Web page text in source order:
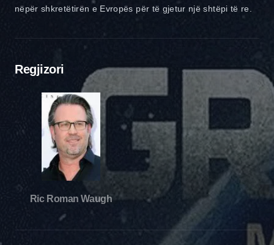
nëpër shkretëtirën e Evropës për të gjetur një shtëpi të re.
Regjizori
Ric Roman Waugh